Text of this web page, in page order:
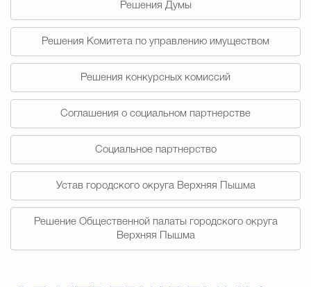
Градостроительство и
Государственные организации
Решения Думы
Решения Комитета по управлению имуществом
Решения конкурсных комиссий
Соглашения о социальном партнерстве
Социальное партнерство
Устав городского округа Верхняя Пышма
Решение Общественной палаты городского округа
Верхняя Пышма